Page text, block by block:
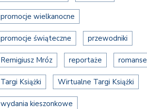
promocje wielkanocne
promocje świąteczne przewodniki
Remigiusz Mróz reportaże romanse
Targi Książki Wirtualne Targi Książki
wydania kieszonkowe